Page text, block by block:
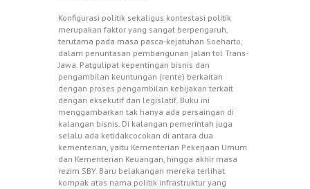
Konfigurasi politik sekaligus kontestasi politik
merupakan faktor yang sangat berpengaruh,
terutama pada masa pasca-kejatuhan Soeharto,
dalam penuntasan pembangunan jalan tol Trans-
Jawa. Patgulipat kepentingan bisnis dan
pengambilan keuntungan (rente) berkaitan
dengan proses pengambilan kebijakan terkait
dengan eksekutif dan legislatif. Buku ini
menggambarkan tak hanya ada persaingan di
kalangan bisnis. Di kalangan pemerintah juga
selalu ada ketidakcocokan di antara dua
kementerian, yaitu Kementerian Pekerjaan Umum
dan Kementerian Keuangan, hingga akhir masa
rezim SBY. Baru belakangan mereka terlihat
kompak atas nama politik infrastruktur yang